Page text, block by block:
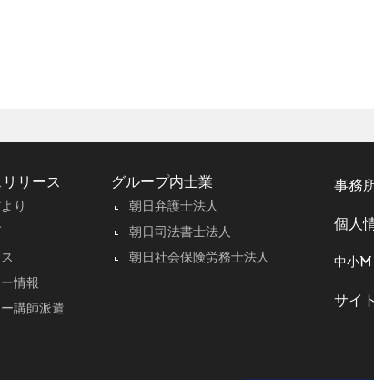
リース
り
情報
講師派遣
グループ内士業
朝日弁護士法人
朝日司法書士法人
朝日社会保険労務士法人
事務
個人
中小M
サイ